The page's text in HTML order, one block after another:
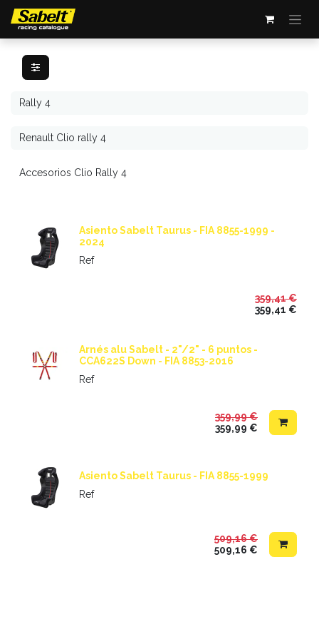
Ir al contenido
Asiento Sabelt Taurus - FIA 8855-1999 -
2024
Ref
359,41€
359,41 €
Arnés alu Sabelt - 2"/2" - 6 puntos -
CCA622S Down - FIA 8853-2016
Ref
359,99€
359,99 €
Asiento Sabelt Taurus - FIA 8855-1999
Ref
509,16€
509,16 €